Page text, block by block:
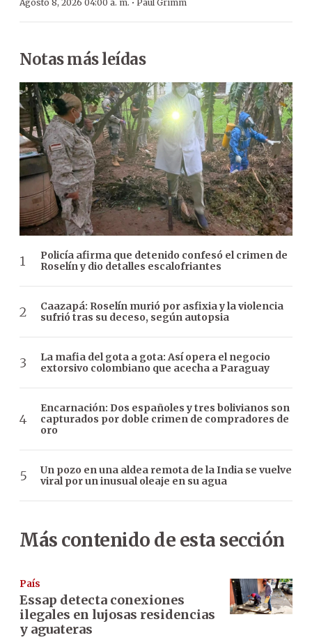
Agosto 8, 2026 04:00 a. m. Paul Grimm
Notas más leídas
Policía afirma que detenido confesó el crimen de
Roselín y dio detalles escalofriantes
Caazapá: Roselín murió por asfixia y la violencia
sufrió tras su deceso, según autopsia
La mafia del gota a gota: Así opera el negocio
extorsivo colombiano que acecha a Paraguay
Encarnación: Dos españoles y tres bolivianos son
capturados por doble crimen de compradores de
oro
Un pozo en una aldea remota de la India se vuelve
viral por un inusual oleaje en su agua
Más contenido de esta sección
País
Essap detecta conexiones
ilegales en lujosas residencias
y aguateras